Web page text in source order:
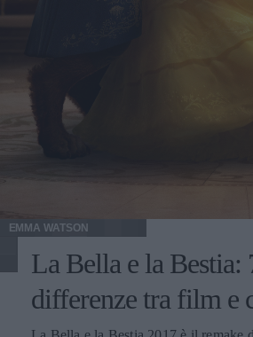
EMMA WATSON
La Bella e la Bestia:
differenze tra film e